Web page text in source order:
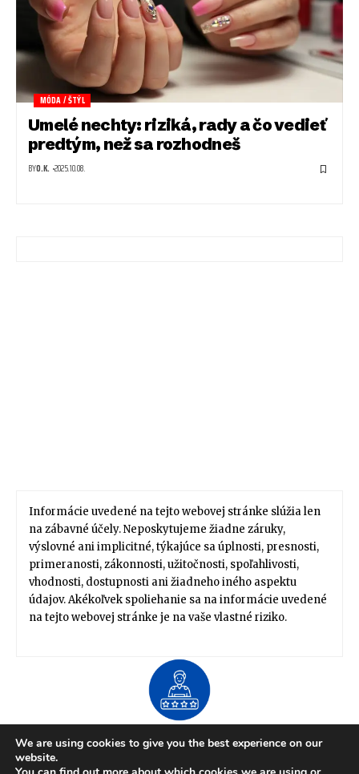
MÓDA / ŠTÝL
Umelé nechty: riziká, rady a čo vedieť
predtým, než sa rozhodneš
BYO.K. 2025.10.08.
Informácie uvedené na tejto webovej stránke slúžia len
na zábavné účely. Neposkytujeme žiadne záruky,
výslovné ani implicitné, týkajúce sa úplnosti, presnosti,
primeranosti, zákonnosti, užitočnosti, spoľahlivosti,
vhodnosti, dostupnosti ani žiadneho iného aspektu
údajov. Akékoľvek spoliehanie sa na informácie uvedené
na tejto webovej stránke je na vaše vlastné riziko.
About US
Zdravie / Životný štýl
Domov / Záhrada
Financie / Práca / Kariéra
Móda / Štýl Tipy / Návody
We are using cookies to give you the best experience on our
website.